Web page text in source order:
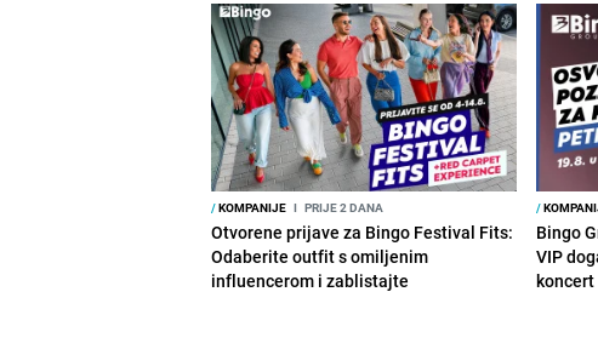
/KOMPANIJE I PRIJE 2 DANA
Otvorene prijave za Bingo Festival Fits:
Odaberite outfit s omiljenim
influencerom i zablistajte
/
Bingo
VIP
koncert